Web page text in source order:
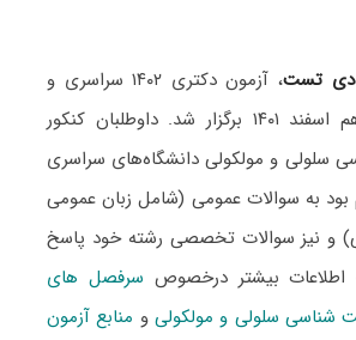
تست
، آزمون دکتری ۱۴۰۲ سراسری و
دانشگاه آزاد یازدهم اسفند ۱۴۰۱ برگزار شد. داوطلبان کنکور
سلولی و مولکولی دانشگاه‌های سراسری
بود به سوالات عمومی (شامل زبان عمومی
و نیز سوالات تخصصی رشته خود پاسخ
بیشتر درخصوص سرفصل های
شناسی سلولی و مولکولیو منابع آزمون